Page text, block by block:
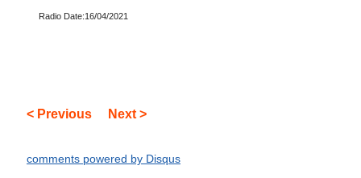
Radio Date:16/04/2021
< Previous Next >
comments powered by Disqus